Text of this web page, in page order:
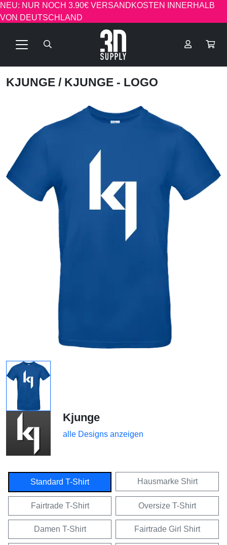
NEU: NUR NOCH 3.90€ VERSANDKOSTEN INNERHALB
VON DEUTSCHLAND
KJUNGE / KJUNGE - LOGO
Kjunge
alle Designs anzeigen
Standard T-Shirt Hausmarke Shirt
Fairtrade T-Shirt Oversize T-Shirt
Damen T-Shirt Fairtrade Girl Shirt